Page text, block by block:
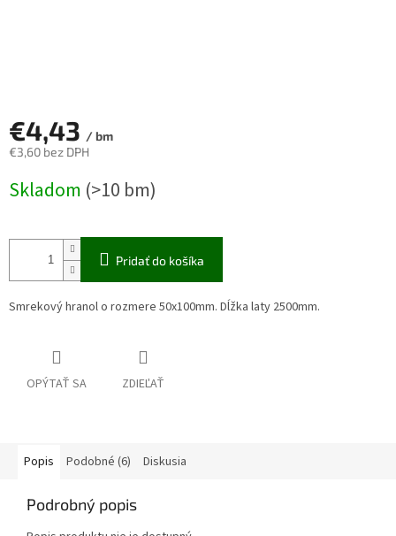
€4,43 / bm
€3,60 bez DPH
cena:
Skladom (>10 bm)
Pridať do košíka
Smrekový hranol o rozmere 50x100mm. Dĺžka laty 2500mm.
OPÝTAŤ SA ZDIEĽAŤ
Popis Podobné (6) Diskusia
Podrobný popis